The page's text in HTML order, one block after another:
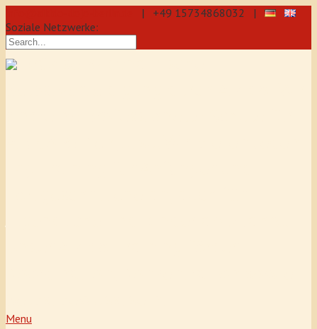
| +49 15734868032 |
Soziale Netzwerke:
Menu